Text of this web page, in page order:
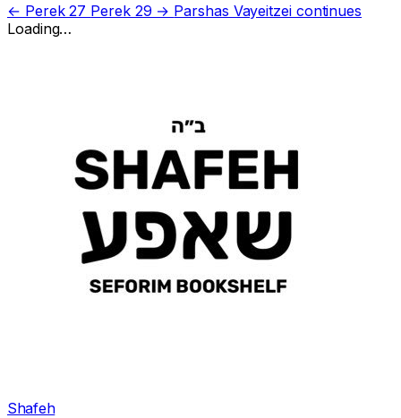
← Perek 27 Perek 29 → Parshas Vayeitzei continues
Loading…
Shafeh